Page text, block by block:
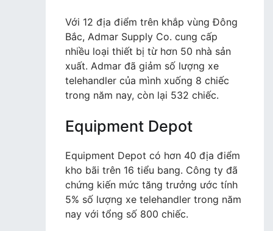
Với 12 địa điểm trên khắp vùng Đông
Bắc, Admar Supply Co. cung cấp
nhiều loại thiết bị từ hơn 50 nhà sản
xuất. Admar đã giảm số lượng xe
telehandler của mình xuống 8 chiếc
trong năm nay, còn lại 532 chiếc.
Equipment Depot
Equipment Depot có hơn 40 địa điểm
kho bãi trên 16 tiểu bang. Công ty đã
chứng kiến mức tăng trưởng ước tính
5% số lượng xe telehandler trong năm
nay với tổng số 800 chiếc.